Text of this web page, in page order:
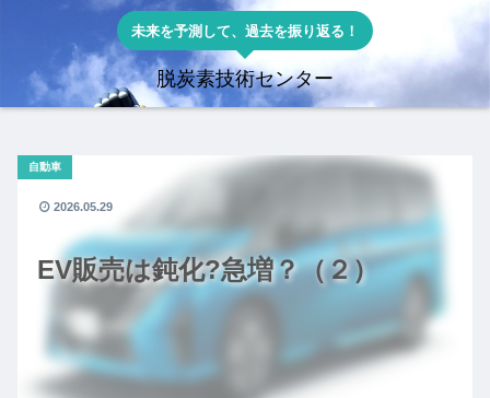
未来を予測して、過去を振り返る！
脱炭素技術センター
EV販売は鈍化?急増？（２）
自動車
2026.05.29